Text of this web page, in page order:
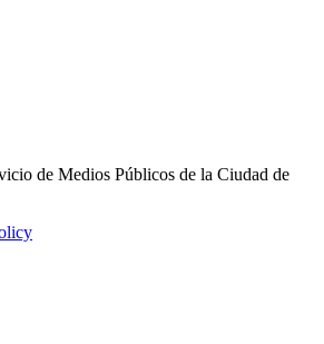
de Medios Públicos de la Ciudad de